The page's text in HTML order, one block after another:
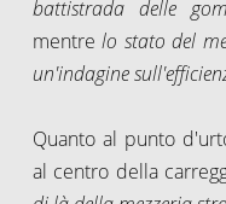
battistrada delle
mentrelo stato del
un'indagine
Quanto al punto
al centro della